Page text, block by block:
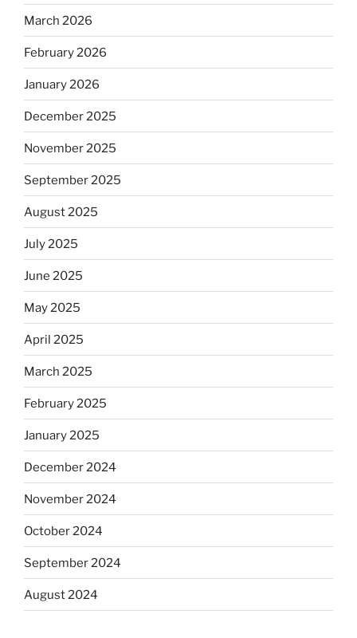
March 2026
February 2026
January 2026
December 2025
November 2025
September 2025
August 2025
July 2025
June 2025
May 2025
April 2025
March 2025
February 2025
January 2025
December 2024
November 2024
October 2024
September 2024
August 2024